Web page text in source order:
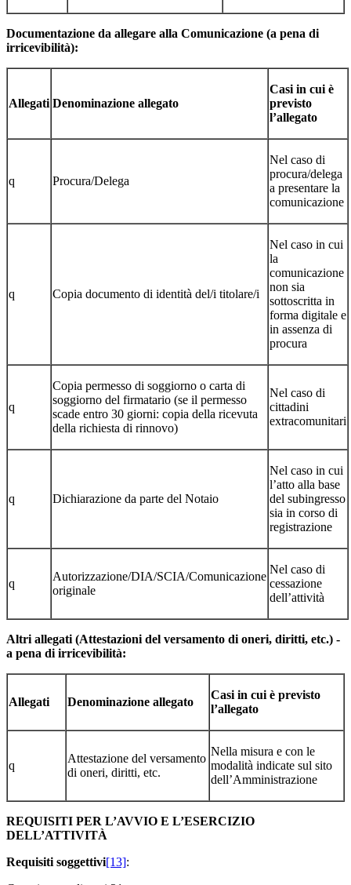
Documentazione da allegare alla Comunicazione (a pena di
irricevibilità):
Allegati Denominazione allegato
Casi in cui è
previsto
l’allegato
q Procura/Delega
Nel caso di
procura/delega
a presentare la
comunicazione
q Copia documento di identità del/i titolare/i
Nel caso in cui
la
comunicazione
non sia
sottoscritta in
forma digitale e
in assenza di
procura
q
Copia permesso di soggiorno o carta di
soggiorno del firmatario (se il permesso
scade entro 30 giorni: copia della ricevuta
della richiesta di rinnovo)
Nel caso di
cittadini
extracomunitari
q Dichiarazione da parte del Notaio
Nel caso in cui
l’atto alla base
del subingresso
sia in corso di
registrazione
q
Autorizzazione/DIA/SCIA/Comunicazione
originale
Nel caso di
cessazione
dell’attività
Altri allegati (Attestazioni del versamento di oneri, diritti, etc.) -
a pena di irricevibilità:
Allegati Denominazione allegato
Casi in cui è previsto
l’allegato
q
Attestazione del versamento
di oneri, diritti, etc.
Nella misura e con le
modalità indicate sul sito
dell’Amministrazione
REQUISITI PER L’AVVIO E L’ESERCIZIO
DELL’ATTIVITÀ
Requisiti soggettivi[13]: